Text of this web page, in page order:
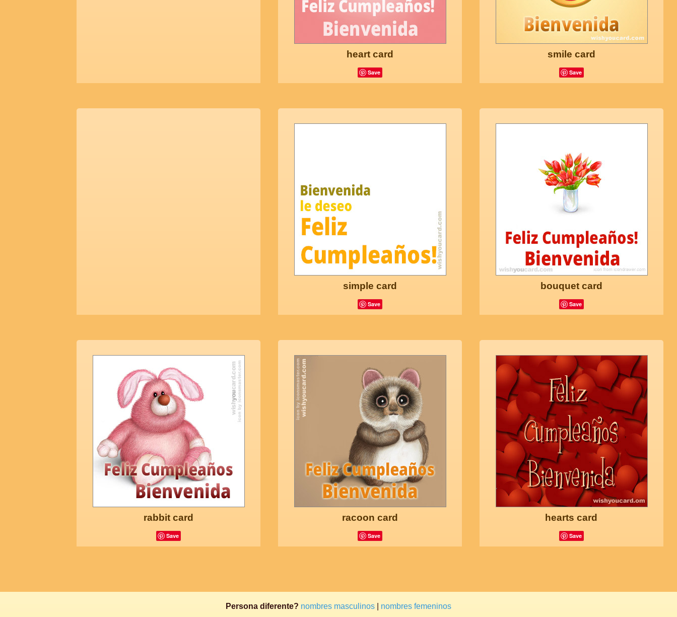
heart card
Save
smile card
Save
simple card
Save
bouquet card
Save
rabbit card
Save
racoon card
Save
hearts card
Save
Persona diferente? nombres masculinos nombres femeninos